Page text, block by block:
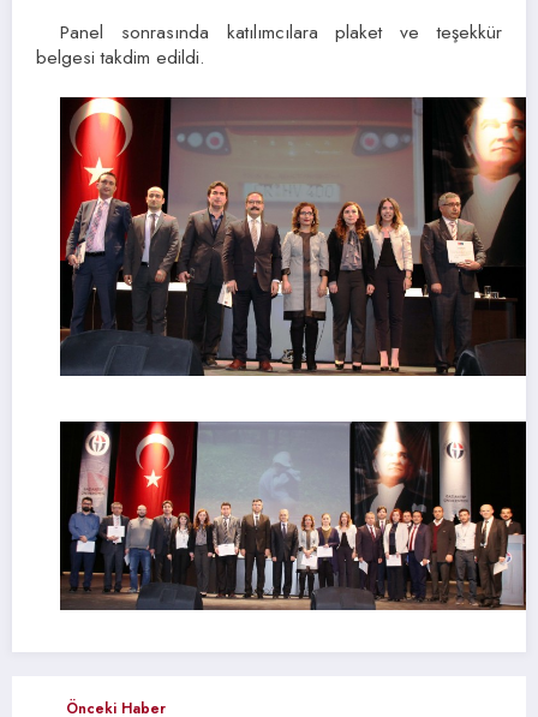
Panel sonrasında katılımcılara plaket ve teşekkür
belgesi takdim edildi.
Önceki Haber